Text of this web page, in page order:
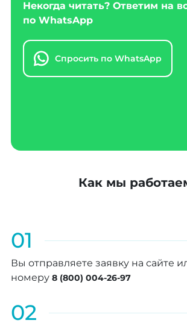
Некогда читать? Ответим на
по WhatsApp
Спросить по WhatsApp
Как мы
01
Вы отправляете заявку на сайте
номеру 8 (800) 004-26-97
02